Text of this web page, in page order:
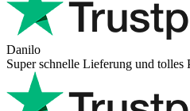
Danilo
Super schnelle Lieferung und tolles